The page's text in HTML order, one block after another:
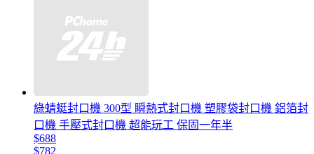
綠蜻蜓封口機 300型 瞬熱式封口機 塑膠袋封口機 鋁箔封
口機 手壓式封口機 超能玩工 保固一年半
$688
$782